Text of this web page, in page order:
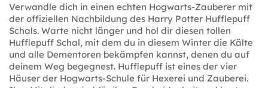
Verwandle dich in einen echten Hogwarts-Zauberer mit
der offiziellen Nachbildung des Harry Potter Hufflepuff
Schals. Warte nicht länger und hol dir diesen tollen
Hufflepuff Schal, mit dem du in diesem Winter die Kälte
und alle Dementoren bekämpfen kannst, denen du auf
deinem Weg begegnest. Hufflepuff ist eines der vier
Häuser der Hogwarts-Schule für Hexerei und Zauberei.